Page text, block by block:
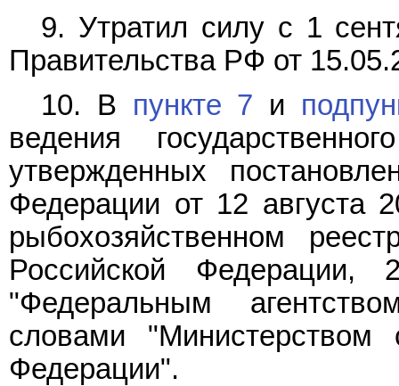
9. Утратил силу с 1
Правительства РФ от
10. В пункте 7 и
ведения
утвержденных
Федерации от 12 августа
рыбохозяйственном
Российской
"Федеральным
словами "Министерством
Федерации".